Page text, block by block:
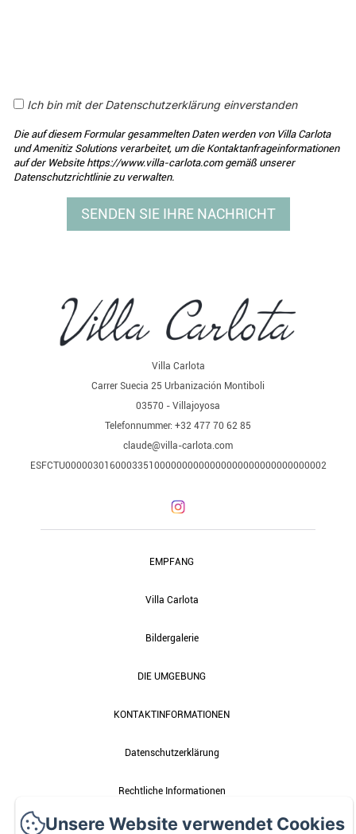
Ich bin mit der Datenschutzerklärung einverstanden
Die auf diesem Formular gesammelten Daten werden von Villa Carlota
und Amenitiz Solutions verarbeitet, um die Kontaktanfrageinformationen
auf der Website https://www.villa-carlota.com gemäß unserer
Datenschutzrichtlinie zu verwalten.
Villa Carlota
Carrer Suecia 25 Urbanización Montiboli
03570 - Villajoyosa
Telefonnummer: +32 477 70 62 85
claude@villa-carlota.com
ESFCTU00000301600033510000000000000000000000000000002
EMPFANG
Villa Carlota
Bildergalerie
DIE UMGEBUNG
KONTAKTINFORMATIONEN
Datenschutzerklärung
Rechtliche Informationen
Cookie-Informationen
Unsere Website verwendet Cookies